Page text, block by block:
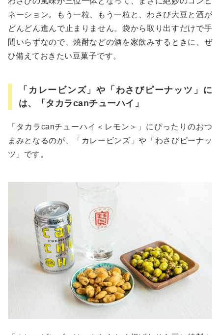
ネーション。もう一粒、もう一粒と、わさび大豆と酒が
どんどん進んで止まりません。袋から取り出すだけで手
間いらずなので、焼酎などの酒を家飲みするときに、ぜ
ひ備えておきたい豆菓子です。
「カレービンズ」や「わさびピーナッツ」に
は、「タカラcanチューハイ」
「タカラcanチューハイ＜レモン＞」にぴったりのおつ
まみとなるのが、「カレービンズ」や「わさびピーナッ
ツ」です。